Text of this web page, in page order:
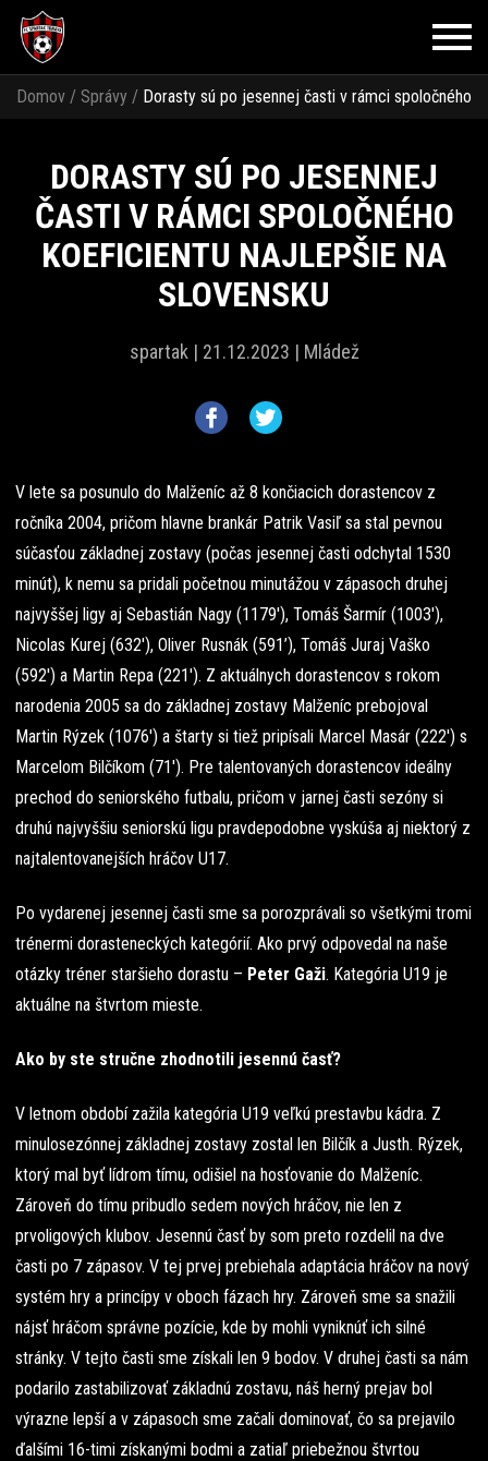
Domov / Správy / Dorasty sú po jesennej časti v rámci spoločného
DORASTY SÚ PO JESENNEJ
ČASTI V RÁMCI SPOLOČNÉHO
KOEFICIENTU NAJLEPŠIE NA
SLOVENSKU
spartak | 21.12.2023 | Mládež
V lete sa posunulo do Malženíc až 8 končiacich dorastencov z
ročníka 2004, pričom hlavne brankár Patrik Vasiľ sa stal pevnou
súčasťou základnej zostavy (počas jesennej časti odchytal 1530
minút), k nemu sa pridali početnou minutážou v zápasoch druhej
najvyššej ligy aj Sebastián Nagy (1179′), Tomáš Šarmír (1003′),
Nicolas Kurej (632′), Oliver Rusnák (591’), Tomáš Juraj Vaško
(592′) a Martin Repa (221′). Z aktuálnych dorastencov s rokom
narodenia 2005 sa do základnej zostavy Malženíc prebojoval
Martin Rýzek (1076′) a štarty si tiež pripísali Marcel Masár (222′) s
Marcelom Bilčíkom (71′). Pre talentovaných dorastencov ideálny
prechod do seniorského futbalu, pričom v jarnej časti sezóny si
druhú najvyššiu seniorskú ligu pravdepodobne vyskúša aj niektorý z
najtalentovanejších hráčov U17.
Po vydarenej jesennej časti sme sa porozprávali so všetkými tromi
trénermi dorasteneckých kategórií. Ako prvý odpovedal na naše
otázky tréner staršieho dorastu – Peter Gaži. Kategória U19 je
aktuálne na štvrtom mieste.
Ako by ste stručne zhodnotili jesennú časť?
V letnom období zažila kategória U19 veľkú prestavbu kádra. Z
minulosezónnej základnej zostavy zostal len Bilčík a Justh. Rýzek,
ktorý mal byť lídrom tímu, odišiel na hosťovanie do Malženíc.
Zároveň do tímu pribudlo sedem nových hráčov, nie len z
prvoligových klubov. Jesennú časť by som preto rozdelil na dve
časti po 7 zápasov. V tej prvej prebiehala adaptácia hráčov na nový
systém hry a princípy v oboch fázach hry. Zároveň sme sa snažili
nájsť hráčom správne pozície, kde by mohli vyniknúť ich silné
stránky. V tejto časti sme získali len 9 bodov. V druhej časti sa nám
podarilo zastabilizovať základnú zostavu, náš herný prejav bol
výrazne lepší a v zápasoch sme začali dominovať, čo sa prejavilo
ďalšími 16-timi získanými bodmi a zatiaľ priebežnou štvrtou